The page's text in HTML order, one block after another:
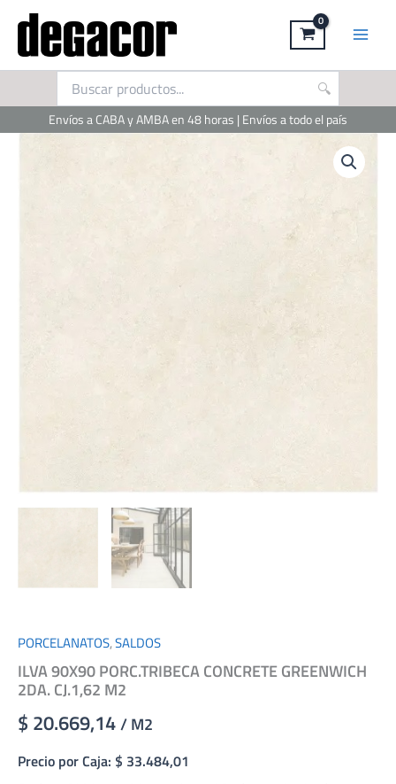
contenido
Envíos a CABA y AMBA en 48 horas | Envíos a todo el país
PORCELANATOS,SALDOS
ILVA 90X90 PORC.TRIBECA CONCRETE GREENWICH
2DA. CJ.1,62 M2
$ 20.669,14/ M2
Precio por Caja: $ 33.484,01